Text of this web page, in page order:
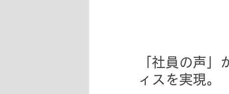
「社員の声
ィスを実現。